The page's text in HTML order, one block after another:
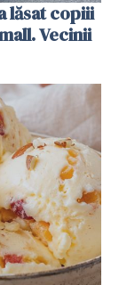
lăsat copiii
Vecinii